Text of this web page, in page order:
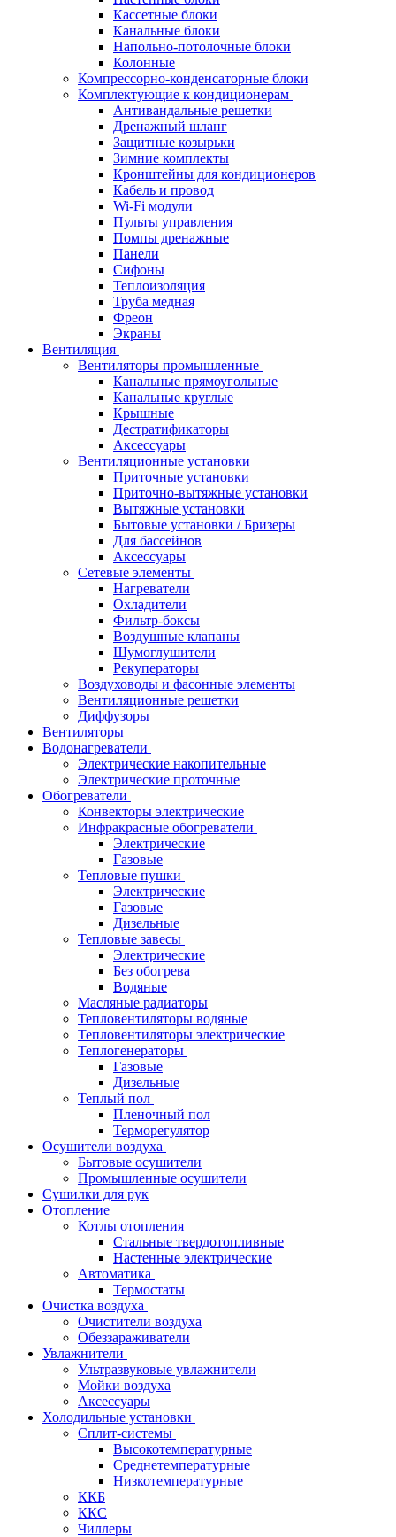
Кассетные блоки
Канальные блоки
Напольно-потолочные блоки
Колонные
Компрессорно-конденсаторные блоки
Комплектующие к кондиционерам
Антивандальные решетки
Дренажный шланг
Защитные козырьки
Зимние комплекты
Кронштейны для кондиционеров
Кабель и провод
Wi-Fi модули
Пульты управления
Помпы дренажные
Панели
Сифоны
Теплоизоляция
Труба медная
Фреон
Экраны
Вентиляция
Вентиляторы промышленные
Канальные прямоугольные
Канальные круглые
Крышные
Дестратификаторы
Аксессуары
Вентиляционные установки
Приточные установки
Приточно-вытяжные установки
Вытяжные установки
Бытовые установки / Бризеры
Для бассейнов
Аксессуары
Сетевые элементы
Нагреватели
Охладители
Фильтр-боксы
Воздушные клапаны
Шумоглушители
Рекуператоры
Воздуховоды и фасонные элементы
Вентиляционные решетки
Диффузоры
Вентиляторы
Водонагреватели
Электрические накопительные
Электрические проточные
Обогреватели
Конвекторы электрические
Инфракрасные обогреватели
Электрические
Газовые
Тепловые пушки
Электрические
Газовые
Дизельные
Тепловые завесы
Электрические
Без обогрева
Водяные
Масляные радиаторы
Тепловентиляторы водяные
Тепловентиляторы электрические
Теплогенераторы
Газовые
Дизельные
Теплый пол
Пленочный пол
Терморегулятор
Осушители воздуха
Бытовые осушители
Промышленные осушители
Сушилки для рук
Отопление
Котлы отопления
Стальные твердотопливные
Настенные электрические
Автоматика
Термостаты
Очистка воздуха
Очистители воздуха
Обеззараживатели
Увлажнители
Ультразвуковые увлажнители
Мойки воздуха
Аксессуары
Холодильные установки
Сплит-системы
Высокотемпературные
Среднетемпературные
Низкотемпературные
ККБ
ККС
Чиллеры